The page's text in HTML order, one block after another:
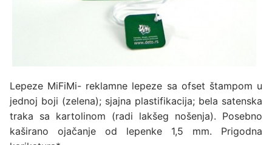
Lepeze MiFiMi- reklamne lepeze sa ofset štampom u
jednoj boji (zelena); sjajna plastifikacija; bela satenska
traka sa kartolinom (radi lakšeg nošenja). Posebno
kaširano ojačanje od lepenke 1,5 mm. Prigodna